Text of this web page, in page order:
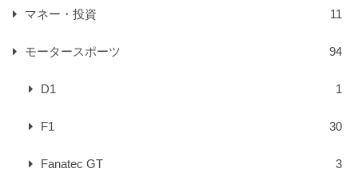
マネー・投資 11
モータースポーツ 94
D1 1
F1 30
Fanatec GT 3